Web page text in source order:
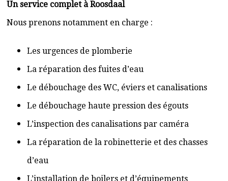
Un service complet à Roosdaal
Nous prenons notamment en charge :
Les urgences de plomberie
La réparation des fuites d’eau
Le débouchage des WC, éviers et canalisations
Le débouchage haute pression des égouts
L’inspection des canalisations par caméra
La réparation de la robinetterie et des chasses
d’eau
L’installation de boilers et d’équipements